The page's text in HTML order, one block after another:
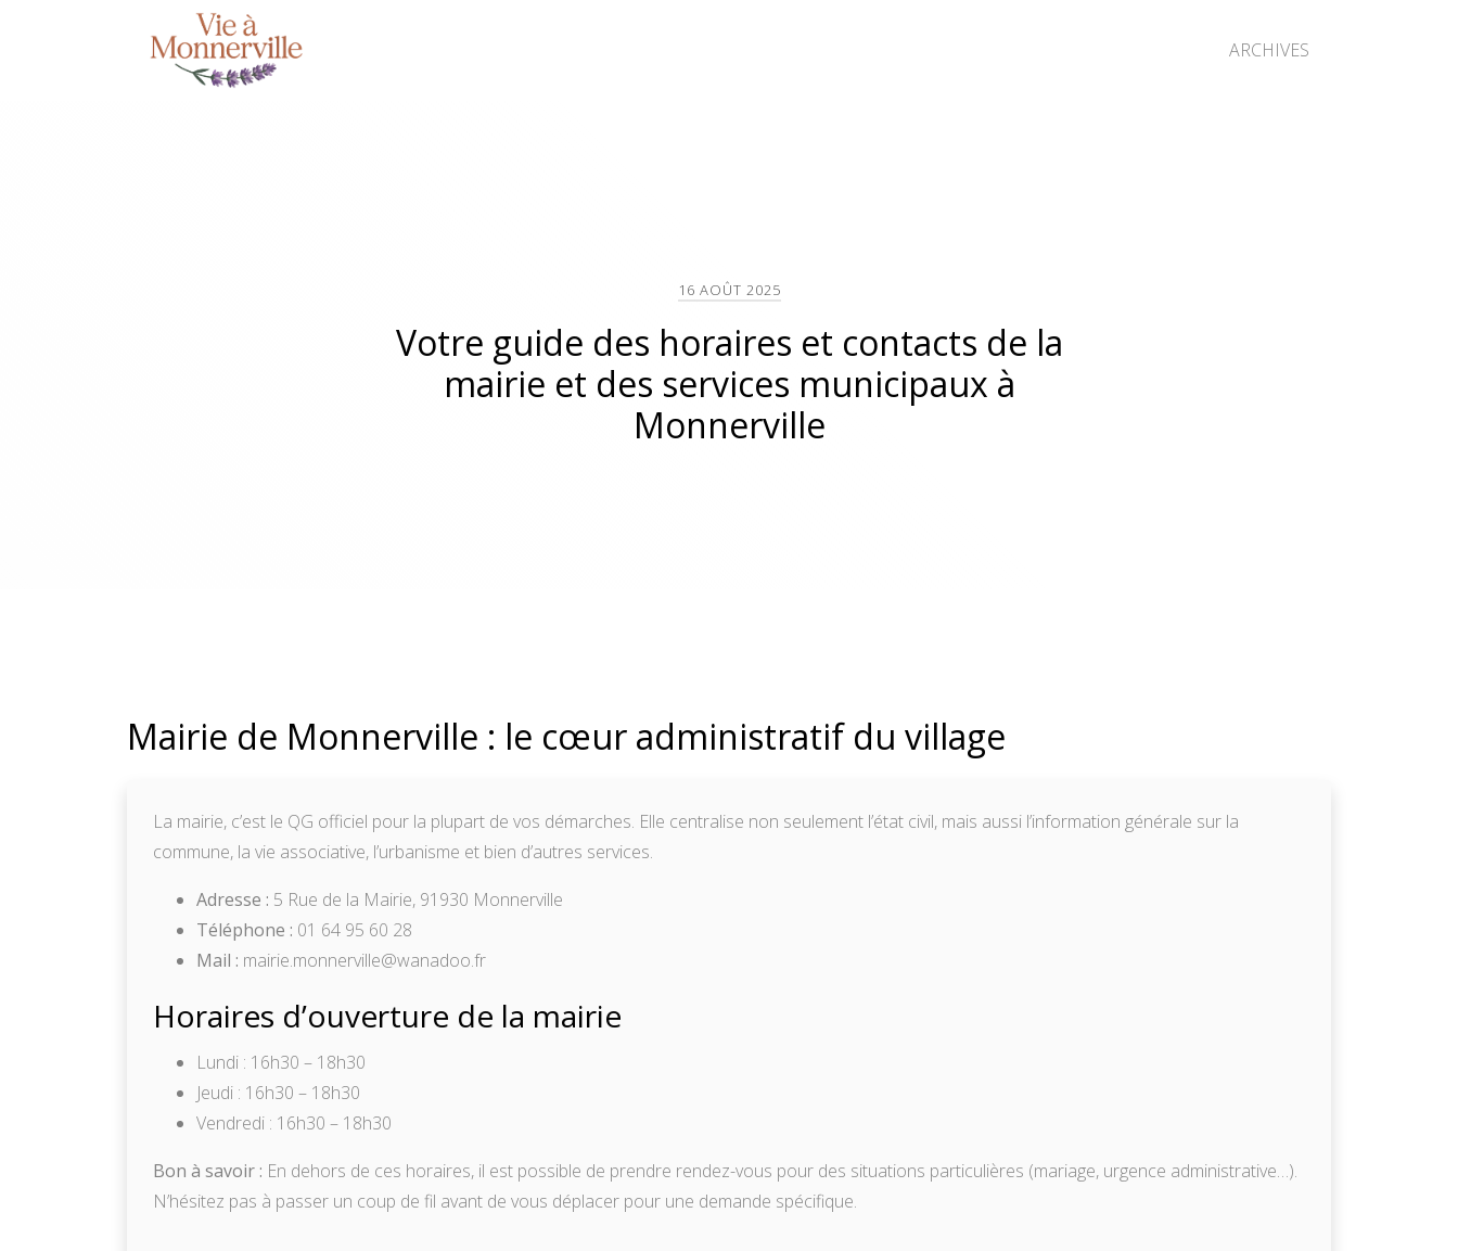
ARCHIVES
16 AOÛT 2025
Votre guide des horaires et contacts de la
mairie et des services municipaux à
Monnerville
Mairie de Monnerville : le cœur administratif du village
La mairie, c’est le QG officiel pour la plupart de vos démarches. Elle centralise non seulement l’état civil, mais aussi l’information générale sur la
commune, la vie associative, l’urbanisme et bien d’autres services.
Adresse : 5 Rue de la Mairie, 91930 Monnerville
Téléphone : 01 64 95 60 28
Mail : mairie.monnerville@wanadoo.fr
Horaires d’ouverture de la mairie
Lundi : 16h30 – 18h30
Jeudi : 16h30 – 18h30
Vendredi : 16h30 – 18h30
Bon à savoir : En dehors de ces horaires, il est possible de prendre rendez-vous pour des situations particulières (mariage, urgence administrative…).
N’hésitez pas à passer un coup de fil avant de vous déplacer pour une demande spécifique.